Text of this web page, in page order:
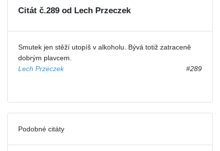
Citát č.289 od Lech Przeczek
Smutek jen stěží utopíš v alkoholu. Bývá totiž zatraceně
dobrým plavcem.
Lech Przeczek
#289
Podobné citáty